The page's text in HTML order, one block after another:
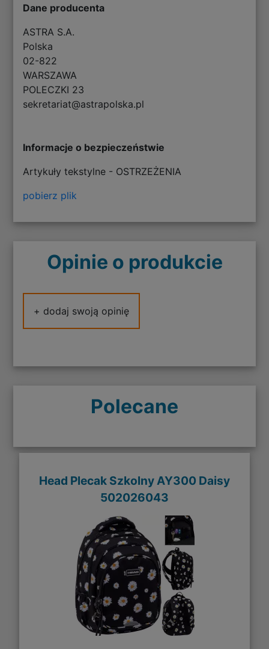
Dane producenta
ASTRA S.A.
Polska
02-822
WARSZAWA
POLECZKI 23
sekretariat@astrapolska.pl
Informacje o bezpieczeństwie
Artykuły tekstylne - OSTRZEŻENIA
pobierz plik
Opinie o produkcie
+ dodaj swoją opinię
Polecane
Head Plecak Szkolny AY300 Daisy
502026043